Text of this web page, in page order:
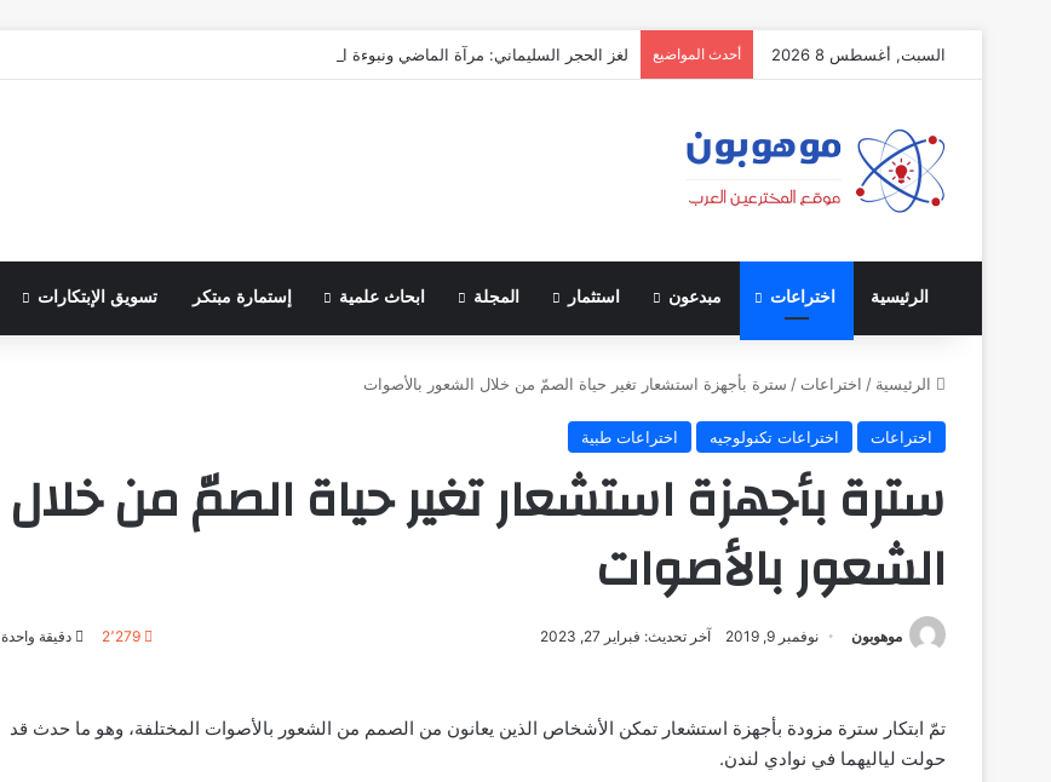
السبت, أغسطس 8 2026 أحدث المواضيع لغز الحجر السليماني: مرآة الماضي ونبوءة الزوال
الرئيسية اختراعات مبدعون استثمار المجلة ابحاث علمية إستمارة مبتكر تسويق الإبتكارات
الرئيسية / اختراعات / سترة بأجهزة استشعار تغير حياة الصمّ من خلال الشعور بالأصوات
اختراعات اختراعات تكنولوجيه اختراعات طبية
سترة بأجهزة استشعار تغير حياة الصمّ من خلال
الشعور بالأصوات
موهوبون نوفمبر 9, 2019 آخر تحديث: فبراير 27, 2023 2٬279 دقيقة واحدة
تمّ ابتكار سترة مزودة بأجهزة استشعار تمكن الأشخاص الذين يعانون من الصمم من الشعور بالأصوات المختلفة، وهو ما حدث قد
حولت لياليهما في نوادي لندن.